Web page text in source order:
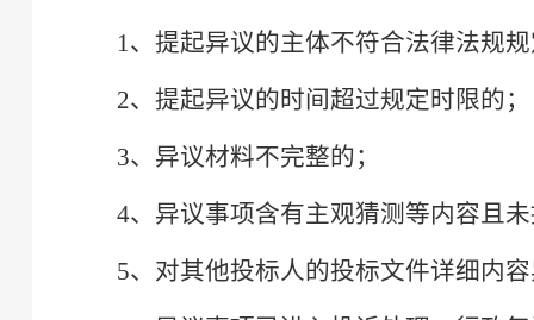
1、提起异议的主体不符合法律法规
2、提起异议的时间超过规定时限的；
3、异议材料不完整的；
4、异议事项含有主观猜测等内容且
5、对其他投标人的投标文件详细内